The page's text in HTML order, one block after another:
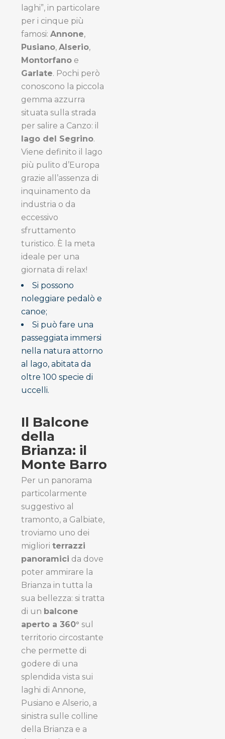
laghi”, in particolare
per i cinque più
famosi: Annone,
Pusiano, Alserio,
Montorfano e
Garlate. Pochi però
conoscono la piccola
gemma azzurra
situata sulla strada
per salire a Canzo: il
lago del Segrino.
Viene definito il lago
più pulito d’Europa
grazie all’assenza di
inquinamento da
industria o da
eccessivo
sfruttamento
turistico. È la meta
ideale per una
giornata di relax!
Si possono
noleggiare pedalò e
canoe;
Si può fare una
passeggiata immersi
nella natura attorno
al lago, abitata da
oltre 100 specie di
uccelli.
Il Balcone
della
Brianza: il
Monte Barro
Per un panorama
particolarmente
suggestivo al
tramonto, a Galbiate,
troviamo uno dei
migliori terrazzi
panoramici da dove
poter ammirare la
Brianza in tutta la
sua bellezza: si tratta
di un balcone
aperto a 360° sul
territorio circostante
che permette di
godere di una
splendida vista sui
laghi di Annone,
Pusiano e Alserio, a
sinistra sulle colline
della Brianza e a